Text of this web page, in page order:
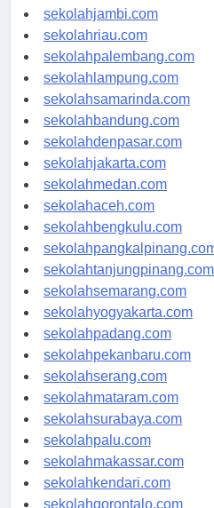
sekolahindonesia.id
sekolahjambi.com
sekolahriau.com
sekolahpalembang.com
sekolahlampung.com
sekolahsamarinda.com
sekolahbandung.com
sekolahdenpasar.com
sekolahjakarta.com
sekolahmedan.com
sekolahaceh.com
sekolahbengkulu.com
sekolahpangkalpinang.com
sekolahtanjungpinang.com
sekolahsemarang.com
sekolahyogyakarta.com
sekolahpadang.com
sekolahpekanbaru.com
sekolahserang.com
sekolahmataram.com
sekolahsurabaya.com
sekolahpalu.com
sekolahmakassar.com
sekolahkendari.com